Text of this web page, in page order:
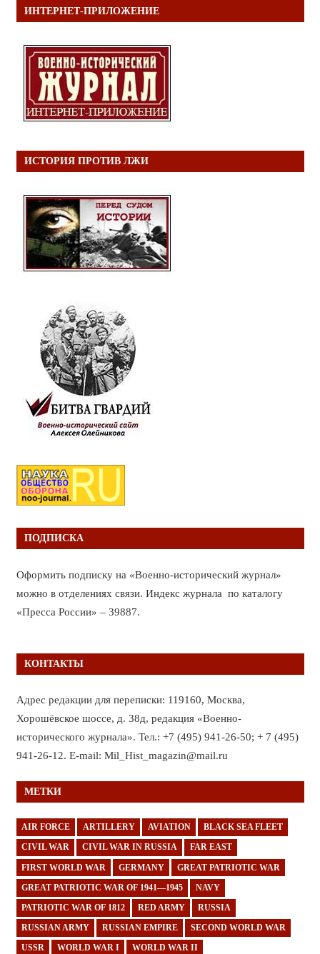
ИНТЕРНЕТ-ПРИЛОЖЕНИЕ
ИСТОРИЯ ПРОТИВ ЛЖИ
ПОДПИСКА
Оформить подписку на «Военно-исторический журнал»
можно в отделениях связи. Индекс журнала по каталогу
«Пресса России» – 39887.
КОНТАКТЫ
Адрес редакции для переписки: 119160, Москва,
Хорошёвское шоссе, д. 38д, редакция «Военно-
исторического журнала». Тел.: +7 (495) 941-26-50; + 7 (495)
941-26-12. E-mail: Mil_Hist_magazin@mail.ru
МЕТКИ
AIR FORCE ARTILLERY AVIATION BLACK SEA FLEET
CIVIL WAR CIVIL WAR IN RUSSIA FAR EAST
FIRST WORLD WAR GERMANY GREAT PATRIOTIC WAR
GREAT PATRIOTIC WAR OF 1941—1945 NAVY
PATRIOTIC WAR OF 1812 RED ARMY RUSSIA
RUSSIAN ARMY RUSSIAN EMPIRE SECOND WORLD WAR
USSR WORLD WAR I WORLD WAR II